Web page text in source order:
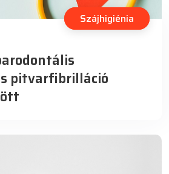
Szájhigiénia
pitvarfibrilláció